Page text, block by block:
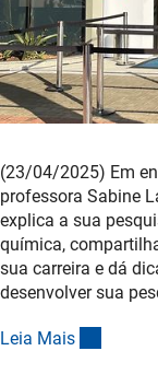
(23/04/2025) Em
professora Sabine
explica a sua
química,
sua carreira e dá
desenvolver sua
Leia Mais